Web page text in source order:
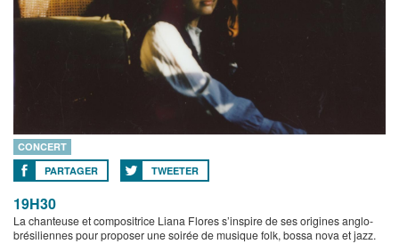
CONCERT
PARTAGER
TWEETER
19H30
La chanteuse et compositrice Liana Flores s’inspire de ses origines anglo-
brésiliennes pour proposer une soirée de musique folk, bossa nova et jazz.